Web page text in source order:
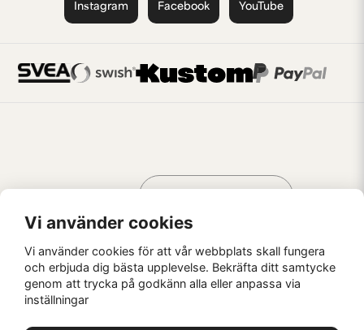
Instagram Facebook YouTube
Kaffebrus AB, Förskeppsgatan 2, 271 55 Ystad
AV KREATÖRER
Vi använder cookies
Vi använder cookies för att vår webbplats skall fungera
och erbjuda dig bästa upplevelse. Bekräfta ditt samtycke
genom att trycka på godkänn alla eller anpassa via
inställningar